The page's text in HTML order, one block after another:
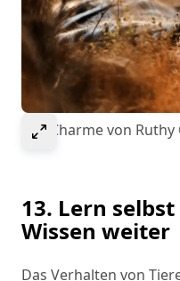
Select to expand
Der Charme von
13. Lern
Wissen weiter
Das Verhalten von